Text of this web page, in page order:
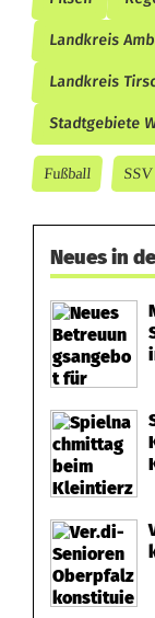
Landkreis
Landkreis
Stadtgebiete
Fußball SSV
Neues in